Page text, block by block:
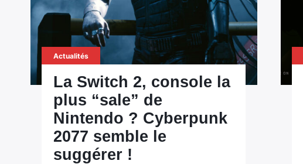
Actualités
La Switch 2, console la
plus “sale” de
Nintendo ? Cyberpunk
2077 semble le
suggérer !